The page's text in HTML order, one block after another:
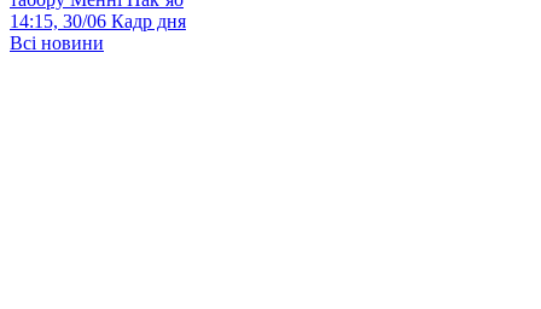
14:15, 30/06 Кадр дня
Всі новини